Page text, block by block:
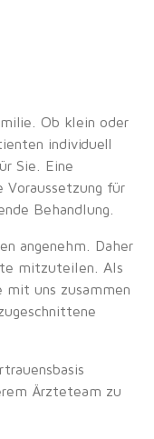
Ob klein oder
individuell
Sie. Eine
Voraussetzung für
Behandlung.
angenehm. Daher
mitzuteilen. Als
mit uns zusammen
Ärzteteam zu